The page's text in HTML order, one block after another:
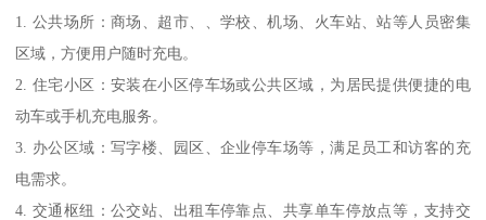
1. 公共场所：商场、超市、、学校、机场、火车站、站等人员密集
区域，方便用户随时充电。
2. 住宅小区：安装在小区停车场或公共区域，为居民提供便捷的电
动车或手机充电服务。
3. 办公区域：写字楼、园区、企业停车场等，满足员工和访客的充
电需求。
4. 交通枢纽：公交站、出租车停靠点、共享单车停放点等，支持交